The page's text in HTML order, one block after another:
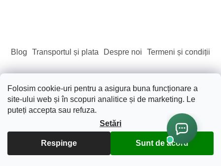
Folosim cookie-uri pentru a asigura buna funcționare a
site-ului web și în scopuri analitice și de marketing. Le
puteți accepta sau refuza.
Setări
Respinge Sunt de acord
Blog Transportul și plata Despre noi Termeni și condiții
Creat de Shoptet
Drepturi de autor 2026Sãnãtate. Frumusete. Natura..
Toate drepturile rezervate.
Editați setările cookie-urilor